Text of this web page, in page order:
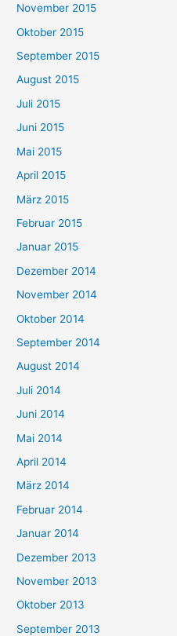
November 2015
Oktober 2015
September 2015
August 2015
Juli 2015
Juni 2015
Mai 2015
April 2015
März 2015
Februar 2015
Januar 2015
Dezember 2014
November 2014
Oktober 2014
September 2014
August 2014
Juli 2014
Juni 2014
Mai 2014
April 2014
März 2014
Februar 2014
Januar 2014
Dezember 2013
November 2013
Oktober 2013
September 2013